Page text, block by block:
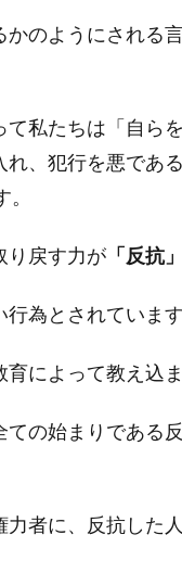
のようにされる
私たちは「自ら
、犯行を悪であ
り戻す力が 「反抗」
為とされています
によって教え込ま
の始まりである
者に、反抗した